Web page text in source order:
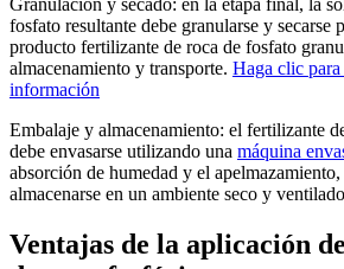
Granulación y secado: en la etapa final, la
fosfato resultante debe granularse y secarse
producto fertilizante de roca de fosfato
almacenamiento y transporte. Haga clic para
información
Embalaje y almacenamiento: el fertilizante
debe envasarse utilizando una máquina
absorción de humedad y el
almacenarse en un ambiente seco y
Ventajas de la aplicación